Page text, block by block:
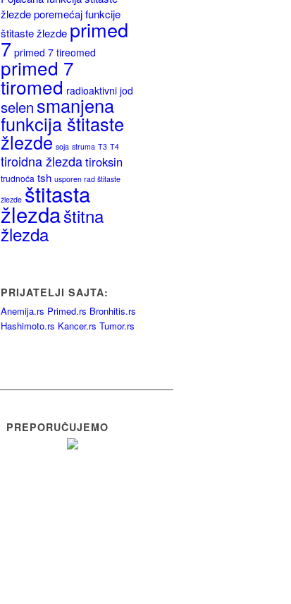
žlezde poremećaj funkcije
štitaste žlezde primed
7 primed 7 tireomed
primed 7
tiromed radioaktivni jod
selen smanjena
funkcija štitaste
žlezde soja struma T3 T4
tiroidna žlezdatiroksin
trudnoća tsh usporen rad štitaste
žlezde štitasta
žlezdaštitna
žlezda
PRIJATELJI SAJTA:
Anemija.rs Primed.rs Bronhitis.rs
Hashimoto.rs Kancer.rs Tumor.rs
PREPORUČUJEMO